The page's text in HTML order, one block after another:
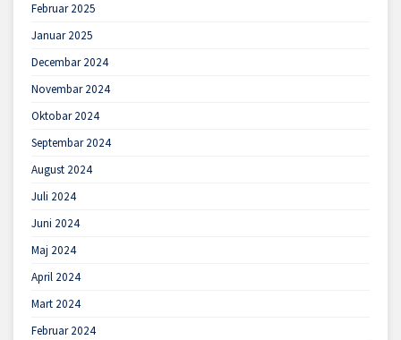
Februar 2025
Januar 2025
Decembar 2024
Novembar 2024
Oktobar 2024
Septembar 2024
August 2024
Juli 2024
Juni 2024
Maj 2024
April 2024
Mart 2024
Februar 2024